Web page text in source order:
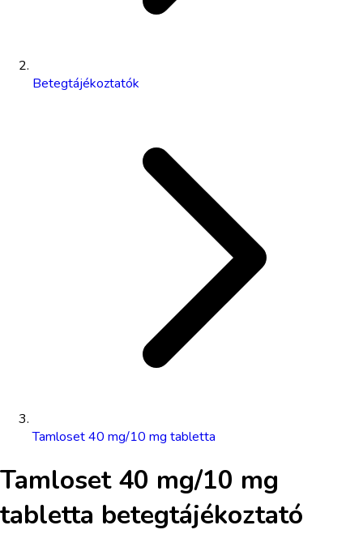
Betegtájékoztatók
Tamloset 40 mg/10 mg tabletta
Tamloset 40 mg/10 mg
tabletta betegtájékoztató